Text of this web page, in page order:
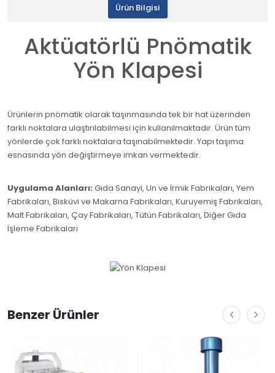
Ürün Bilgisi
Aktüatörlü Pnömatik
Yön Klapesi
Ürünlerin pnömatik olarak taşınmasında tek bir hat üzerinden
farklı noktalara ulaştırılabilmesi için kullanılmaktadır. Ürün tüm
yönlerde çok farklı noktalara taşınabilmektedir. Yapı taşıma
esnasında yön değiştirmeye imkan vermektedir.
Uygulama Alanları: Gıda Sanayi, Un ve İrmik Fabrikaları, Yem
Fabrikaları, Bisküvi ve Makarna Fabrikaları, Kuruyemiş Fabrikaları,
Malt Fabrikaları, Çay Fabrikaları, Tütün Fabrikaları, Diğer Gıda
İşleme Fabrikaları
Benzer Ürünler